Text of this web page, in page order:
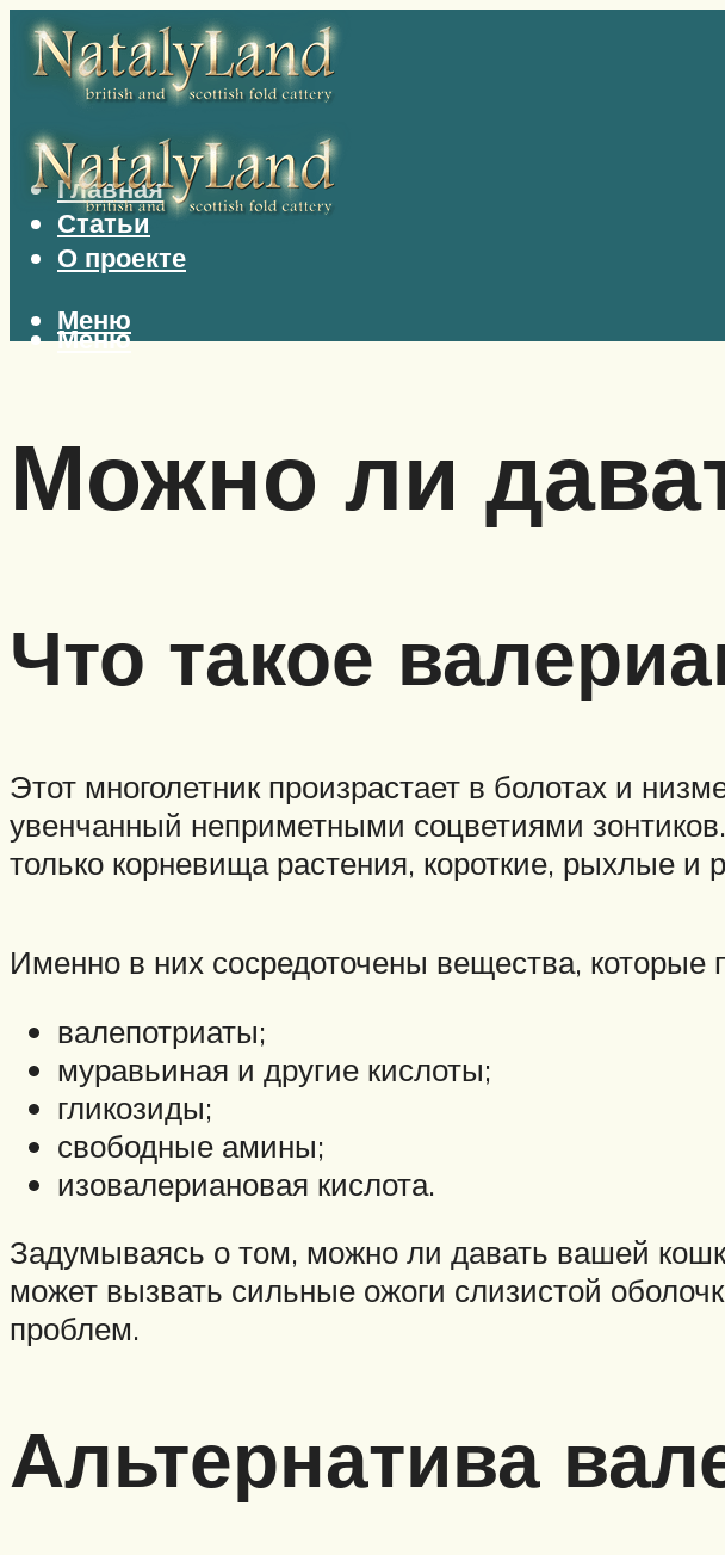
Главная
Статьи
О проекте
Меню
Меню
Можно ли
Что такое
Этот многолетник произрастает в болотах и
увенчанный неприметными соцветиями
только корневища растения, короткие, рыхлые и
Именно в них сосредоточены вещества,
валепотриаты;
муравьиная и другие кислоты;
гликозиды;
свободные амины;
изовалериановая кислота.
Задумываясь о том, можно ли давать вашей
может вызвать сильные ожоги слизистой
проблем.
Альтернатива